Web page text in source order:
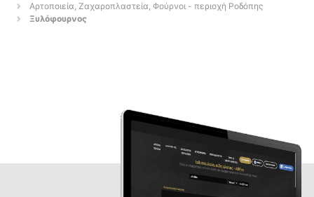
Αρτοποιεία, Ζαχαροπλαστεία, Φούρνοι - περιοχή Ροδόπης
Ξυλόφουρνος